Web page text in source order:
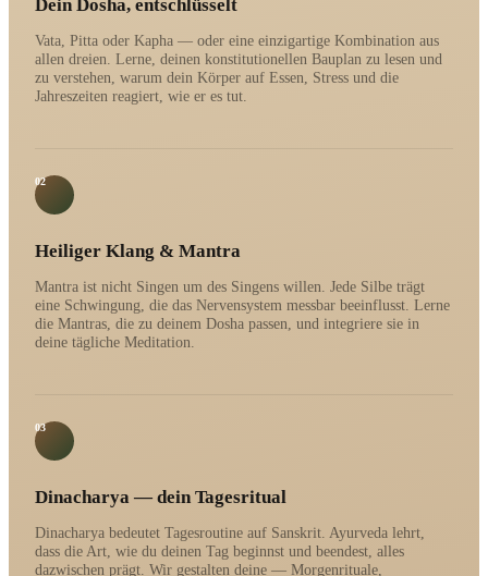
Dein Dosha, entschlüsselt
Vata, Pitta oder Kapha — oder eine einzigartige Kombination aus
allen dreien. Lerne, deinen konstitutionellen Bauplan zu lesen und
zu verstehen, warum dein Körper auf Essen, Stress und die
Jahreszeiten reagiert, wie er es tut.
02
Heiliger Klang & Mantra
Mantra ist nicht Singen um des Singens willen. Jede Silbe trägt
eine Schwingung, die das Nervensystem messbar beeinflusst. Lerne
die Mantras, die zu deinem Dosha passen, und integriere sie in
deine tägliche Meditation.
03
Dinacharya — dein Tagesritual
Dinacharya bedeutet Tagesroutine auf Sanskrit. Ayurveda lehrt,
dass die Art, wie du deinen Tag beginnst und beendest, alles
dazwischen prägt. Wir gestalten deine — Morgenrituale,